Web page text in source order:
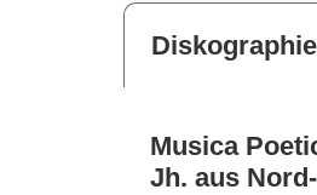
Musica
Jh. aus